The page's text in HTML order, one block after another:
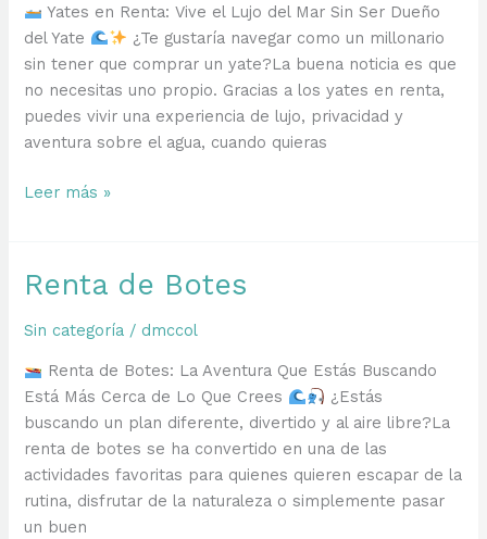
Yates en Renta: Vive el Lujo del Mar Sin Ser Dueño
del Yate
¿Te gustaría navegar como un millonario
sin tener que comprar un yate?La buena noticia es que
no necesitas uno propio. Gracias a los yates en renta,
puedes vivir una experiencia de lujo, privacidad y
aventura sobre el agua, cuando quieras
Yates
el
Lujo
Mar
Sin
Ser
Dueño
del
Yate
Leer más »
Renta de Botes
Sin categoría / dmccol
Renta de Botes: La Aventura Que Estás Buscando
Está Más Cerca de Lo Que Crees
¿Estás
buscando un plan diferente, divertido y al aire libre?La
renta de botes se ha convertido en una de las
actividades favoritas para quienes quieren escapar de la
rutina, disfrutar de la naturaleza o simplemente pasar
un buen